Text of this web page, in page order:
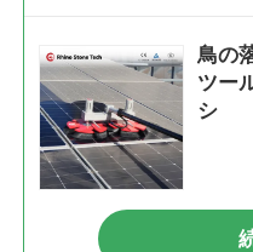
鳥の
ツー
シ